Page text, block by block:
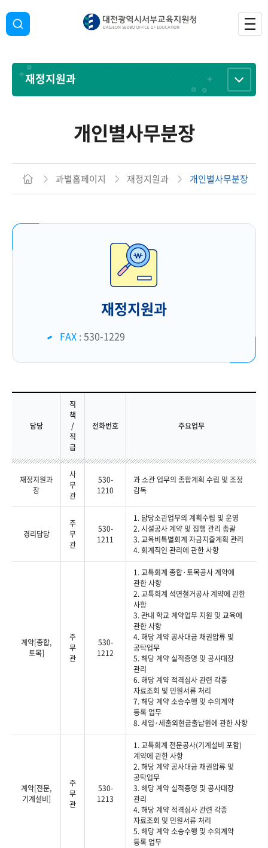
재정지원과
개인별사무분장
과별홈페이지 재정지원과 개인별사무분장
재정지원과
FAX: 530-1229
담당
직
책
/
직
급
전화번호 주요업무
재정지원과
장
사
무
관
530-
1210
과 소관 업무의 종합계획 수립 및 조정
감독
경리담당
주
무
관
530-
1211
1. 담당소관업무의 계획수립 및 운영
2. 시설공사 계약 및 집행 관리 총괄
3. 교육비특별회계 자금지출계획 관리
4. 회계직인 관리에 관한 사항
계약[종합,
토목]
주
무
관
530-
1212
1. 교특회계 종합·토목공사 계약에
관한 사항
2. 교특회계 석면철거공사 계약에 관한
사항
3. 관내 학교 계약업무 지원 및 교육에
관한 사항
4. 해당 계약 공사대금 채권압류 및
공탁업무
5. 해당 계약 실적증명 및 공사대장
관리
6. 해당 계약 적격심사 관련 각종
자료조회 및 민원서류 처리
7. 해당 계약 소송수행 및 수의계약
등록 업무
8. 세입·세출외현금출납원에 관한 사항
계약[전문,
기계설비]
주
무
관
530-
1213
1. 교특회계 전문공사(기계설비 포함)
계약에 관한 사항
2. 해당 계약 공사대금 채권압류 및
공탁업무
3. 해당 계약 실적증명 및 공사대장
관리
4. 해당 계약 적격심사 관련 각종
자료조회 및 민원서류 처리
5. 해당 계약 소송수행 및 수의계약
등록 업무